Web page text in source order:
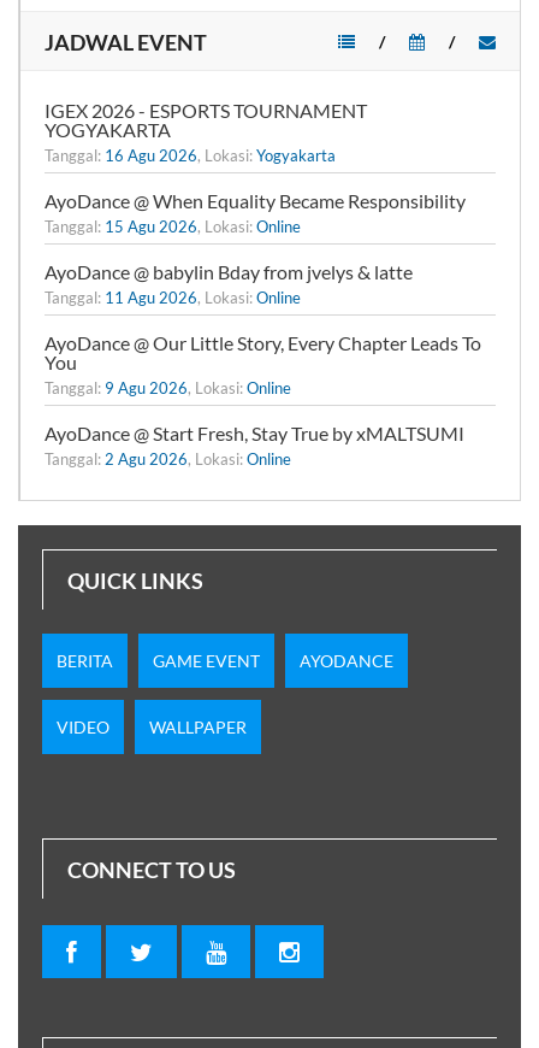
JADWAL EVENT /
/
IGEX 2026 - ESPORTS TOURNAMENT
YOGYAKARTA
Tanggal: 16 Agu 2026, Lokasi:Yogyakarta
AyoDance @ When Equality Became Responsibility
Tanggal: 15 Agu 2026, Lokasi:Online
AyoDance @ babylin Bday from jvelys & latte
Tanggal: 11 Agu 2026, Lokasi:Online
AyoDance @ Our Little Story, Every Chapter Leads To
You
Tanggal: 9 Agu 2026, Lokasi:Online
AyoDance @ Start Fresh, Stay True by xMALTSUMI
Tanggal: 2 Agu 2026, Lokasi:Online
QUICK LINKS
BERITA GAME EVENT AYODANCE
VIDEO WALLPAPER
CONNECT TO US